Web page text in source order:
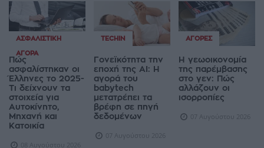
ΑΣΦΑΛΙΣΤΙΚΉ
ΑΓΟΡΆ
Πώς
ασφαλίστηκαν οι
Έλληνες το 2025-
Τι δείχνουν τα
στοιχεία για
Αυτοκίνητο,
Μηχανή και
Γονεϊκότητα την
εποχή της AI: Η
αγορά του
babytech
μετατρέπει τα
βρέφη σε πηγή
Η γεωοικονομία
της παρέμβασης
στο γεν: Πώς
αλλάζουν οι